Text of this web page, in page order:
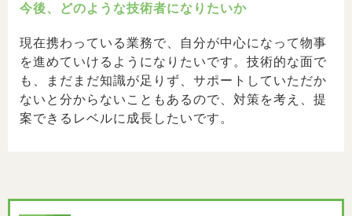
今後、どのような技術者になりたいか
現在携わっている業務で、自分が中心になって物事
を進めていけるようになりたいです。技術的な面で
も、まだまだ知識が足りず、サポートしていただか
ないと分からないこともあるので、対策を考え、提
案できるレベルに成長したいです。